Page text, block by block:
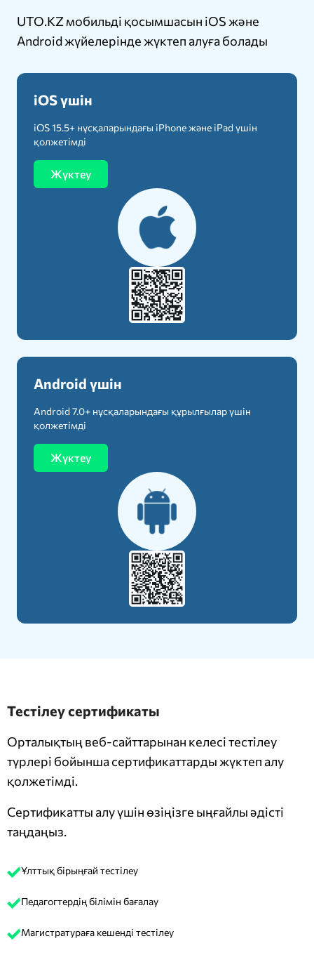
UTO.KZ мобильді қосымшасын iOS және
Android жүйелерінде жүктеп алуға болады
iOS үшін
iOS 15.5+ нұсқаларындағы iPhone және iPad үшін
қолжетімді
Жүктеу
Android үшін
Android 7.0+ нұсқаларындағы құрылғылар үшін
қолжетімді
Жүктеу
Тестілеу сертификаты
Орталықтың веб-сайттарынан келесі тестілеу
түрлері бойынша сертификаттарды жүктеп алу
қолжетімді.
Сертификатты алу үшін өзіңізге ыңғайлы әдісті
таңдаңыз.
Ұлттық бірыңғай тестілеу
Педагогтердің білімін бағалау
Магистратураға кешенді тестілеу